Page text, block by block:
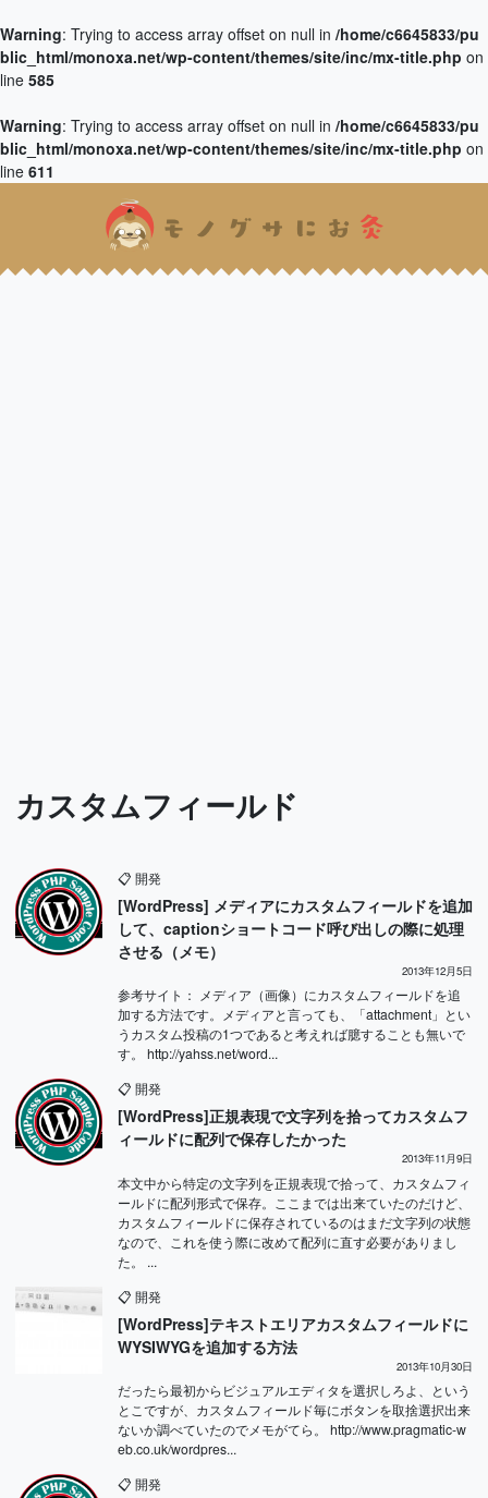
Warning: Trying to access array offset on null in /home/c6645833/pu
blic_html/monoxa.net/wp-content/themes/site/inc/mx-title.php on
line 585
Warning: Trying to access array offset on null in /home/c6645833/pu
blic_html/monoxa.net/wp-content/themes/site/inc/mx-title.php on
line 611
カスタムフィールド
📋 開発
[WordPress] メディアにカスタムフィールドを追加
して、captionショートコード呼び出しの際に処理
させる（メモ）
2013年12月5日
参考サイト： メディア（画像）にカスタムフィールドを追
加する方法です。メディアと言っても、「attachment」とい
うカスタム投稿の1つであると考えれば臆することも無いで
す。 http://yahss.net/word...
📋 開発
[WordPress]正規表現で文字列を拾ってカスタムフ
ィールドに配列で保存したかった
2013年11月9日
本文中から特定の文字列を正規表現で拾って、カスタムフィ
ールドに配列形式で保存。ここまでは出来ていたのだけど、
カスタムフィールドに保存されているのはまだ文字列の状態
なので、これを使う際に改めて配列に直す必要がありまし
た。 ...
📋 開発
[WordPress]テキストエリアカスタムフィールドに
WYSIWYGを追加する方法
2013年10月30日
だったら最初からビジュアルエディタを選択しろよ、という
とこですが、カスタムフィールド毎にボタンを取捨選択出来
ないか調べていたのでメモがてら。 http://www.pragmatic-w
eb.co.uk/wordpres...
📋 開発